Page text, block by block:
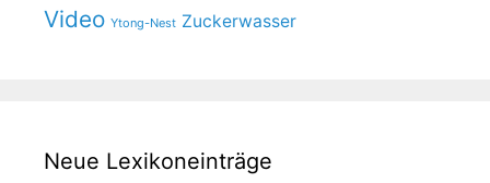
Video Ytong-Nest Zuckerwasser
Neue Lexikoneinträge